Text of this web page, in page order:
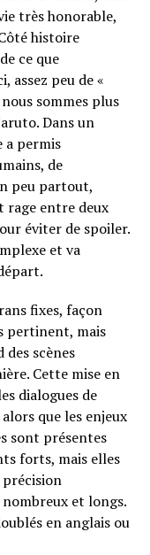
très honorable,
histoire
ce que
assez peu de «
sommes plus
Dans un
a permis
de
peu partout,
rage entre deux
éviter de spoiler.
et va
fixes, façon
pertinent, mais
scènes
Cette mise en
dialogues de
que les enjeux
sont présentes
forts, mais elles
et longs.
en anglais ou